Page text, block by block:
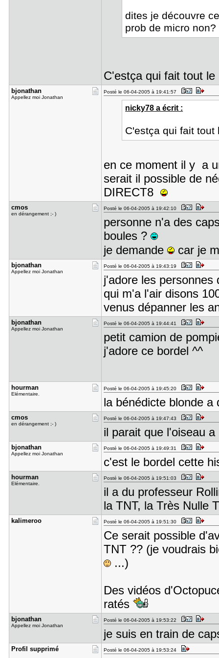
dites je découvre
prob de micro non?
C'estça qui fait tout
bjonathan
Appellez moi Jonathan
Posté le 06-04-2005 à 19:41:57
nicky78 a écrit :
C'estça qui fait
en ce moment il y a
serait il possible de
DIRECT8
cmos
en dérangement ;- )
Posté le 06-04-2005 à 19:42:10
personne n'a des
boules ?
je demande
car je
bjonathan
Appellez moi Jonathan
Posté le 06-04-2005 à 19:43:19
j'adore les personnes
qui m'a l'air disons
venus dépanner les
bjonathan
Appellez moi Jonathan
Posté le 06-04-2005 à 19:44:41
petit camion de
j'adore ce bordel ^^
hourman
Elémentaire.
Posté le 06-04-2005 à 19:45:20
la bénédicte blonde
cmos
en dérangement ;- )
Posté le 06-04-2005 à 19:47:43
il parait que l'oiseau
bjonathan
Appellez moi Jonathan
Posté le 06-04-2005 à 19:49:31
c'est le bordel cette
hourman
Elémentaire.
Posté le 06-04-2005 à 19:51:03
il a du professeur
la TNT, la Très Nulle
kalimeroo Posté le 06-04-2005 à 19:51:30
Ce serait possible
TNT ?? (je voudrais
...)
Des vidéos
ratés
bjonathan
Appellez moi Jonathan
Posté le 06-04-2005 à 19:53:22
je suis en train de
Profil sup​primé Posté le 06-04-2005 à 19:53:24